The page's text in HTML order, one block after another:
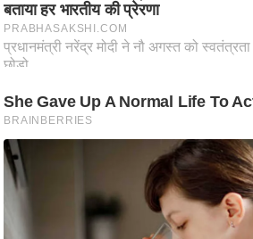
सा
म
यि
मा
तृ
भू
मि